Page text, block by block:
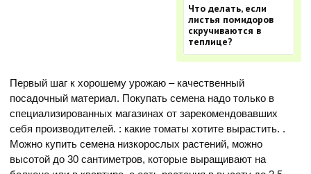
Что делать, если
листья помидоров
скручиваются в
теплице?
Первый шаг к хорошему урожаю – качественный
посадочный материал. Покупать семена надо только в
специализированных магазинах от зарекомендовавших
себя производителей. : какие томаты хотите вырастить. .
Можно купить семена низкорослых растений, можно
высотой до 30 сантиметров, которые выращивают на